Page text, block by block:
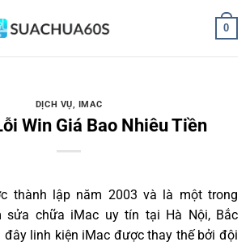
0
DỊCH VỤ, IMAC
Win Giá Bao Nhiêu Tiền
thành lập năm 2003 và là một trong
sửa chữa iMac uy tín tại Hà Nội, Bắc
đây linh kiện iMac được thay thế bởi đội